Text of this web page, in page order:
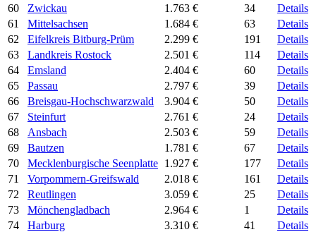
60
Zwickau 1.763 € 34
Details
61
Mittelsachsen 1.684 € 63
Details
62
Eifelkreis Bitburg-Prüm 2.299 € 191
Details
63
Landkreis Rostock 2.501 € 114
Details
64
Emsland 2.404 € 60
Details
65
Passau 2.797 € 39
Details
66
Breisgau-Hochschwarzwald 3.904 € 50
Details
67
Steinfurt 2.761 € 24
Details
68
Ansbach 2.503 € 59
Details
69
Bautzen 1.781 € 67
Details
70
Mecklenburgische Seenplatte 1.927 € 177
Details
71
Vorpommern-Greifswald 2.018 € 161
Details
72
Reutlingen 3.059 € 25
Details
73
Mönchengladbach 2.964 € 1
Details
74
Harburg 3.310 € 41 Details